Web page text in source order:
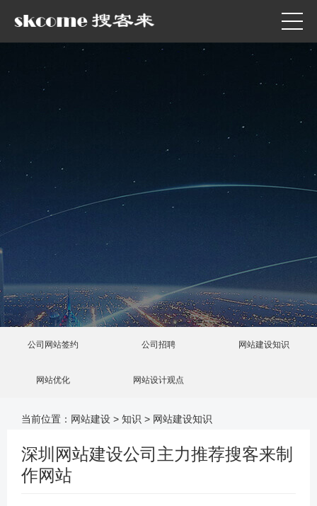
公司网站签约 公司招聘 网站建设知识
网站优化 网站设计观点
当前位置： 网站建设 > 知识 > 网站建设知识
深圳网站建设公司主力推荐搜客来制
作网站